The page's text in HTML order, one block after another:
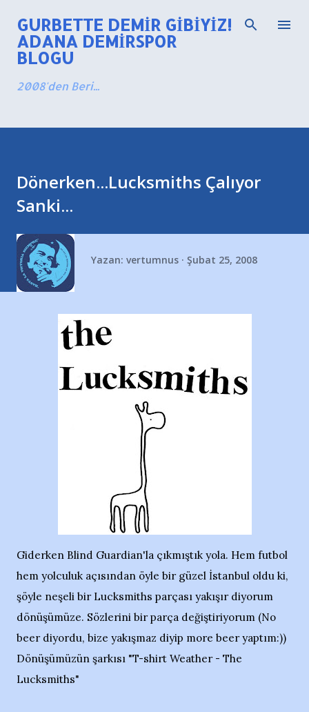
Ana içeriğe atla
GURBETTE DEMIR GIBIYIZ!
ADANA DEMIRSPOR
BLOGU
2008'den Beri...
Dönerken...Lucksmiths Çalıyor
Sanki...
Yazan: vertumnus Şubat 25, 2008
Giderken Blind Guardian'la çıkmıştık yola. Hem futbol
hem yolculuk açısından öyle bir güzel İstanbul oldu ki,
şöyle neşeli bir Lucksmiths parçası yakışır diyorum
dönüşümüze. Sözlerini bir parça değiştiriyorum (No
beer diyordu, bize yakışmaz diyip more beer yaptım:))
Dönüşümüzün şarkısı "T-shirt Weather - The
Lucksmiths"